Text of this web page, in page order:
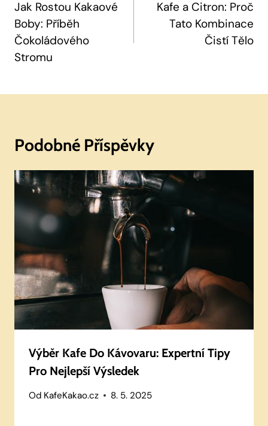
Pro
Příspěvek
Jak Rostou Kakaové
Boby: Příběh
Čokoládového
Stromu
Kafe a Citron: Proč
Tato Kombinace
Čistí Tělo
Podobné Příspěvky
Výběr Kafe Do Kávovaru: Expertní Tipy
Pro Nejlepší Výsledek
Od KafeKakao.cz 8. 5. 2025